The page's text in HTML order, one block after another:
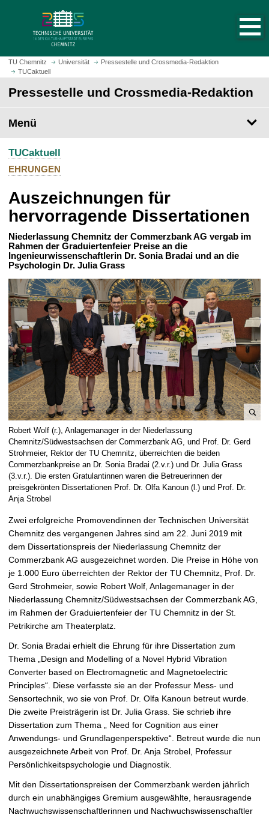
m
H
t
s
i
e
a
u
f
r
f
e
TU Chemnitz Universität
Pressestelle und Crossmedia-Redaktion
TUCaktuell
Pressestelle und Crossmedia-Redaktion
Menü
TUCaktuell
EHRUNGEN
Auszeichnungen für
hervorragende Dissertationen
Niederlassung Chemnitz der Commerzbank AG vergab im
Rahmen der Graduiertenfeier Preise an die
Ingenieurwissenschaftlerin Dr. Sonia Bradai und an die
Psychologin Dr. Julia Grass
i
d
v
e
g
r
ö
ß
e
r
n
Robert Wolf (r.), Anlagemanager in der Niederlassung
Chemnitz/Südwestsachsen der Commerzbank AG, und Prof. Dr. Gerd
Strohmeier, Rektor der TU Chemnitz, überreichten die beiden
Commerzbankpreise an Dr. Sonia Bradai (2.v.r.) und Dr. Julia Grass
(3.v.r.). Die ersten Gratulantinnen waren die Betreuerinnen der
preisgekrönten Dissertationen Prof. Dr. Olfa Kanoun (l.) und Prof. Dr.
Anja Strobel
Zwei erfolgreiche Promovendinnen der Technischen Universität
Chemnitz des vergangenen Jahres sind am 22. Juni 2019 mit
dem Dissertationspreis der Niederlassung Chemnitz der
Commerzbank AG ausgezeichnet worden. Die Preise in Höhe von
je 1.000 Euro überreichten der Rektor der TU Chemnitz, Prof. Dr.
Gerd Strohmeier, sowie Robert Wolf, Anlagemanager in der
Niederlassung Chemnitz/Südwestsachsen der Commerzbank AG,
im Rahmen der Graduiertenfeier der TU Chemnitz in der St.
Petrikirche am Theaterplatz.
Dr. Sonia Bradai erhielt die Ehrung für ihre Dissertation zum
Thema „Design and Modelling of a Novel Hybrid Vibration
Converter based on Electromagnetic and Magnetoelectric
Principles“. Diese verfasste sie an der Professur Mess- und
Sensortechnik, wo sie von Prof. Dr. Olfa Kanoun betreut wurde.
Die zweite Preisträgerin ist Dr. Julia Grass. Sie schrieb ihre
Dissertation zum Thema „ Need for Cognition aus einer
Anwendungs- und Grundlagenperspektive“. Betreut wurde die nun
ausgezeichnete Arbeit von Prof. Dr. Anja Strobel, Professur
Persönlichkeitspsychologie und Diagnostik.
Mit den Dissertationspreisen der Commerzbank werden jährlich
durch ein unabhängiges Gremium ausgewählte, herausragende
Nachwuchswissenschaftlerinnen und Nachwuchswissenschaftler